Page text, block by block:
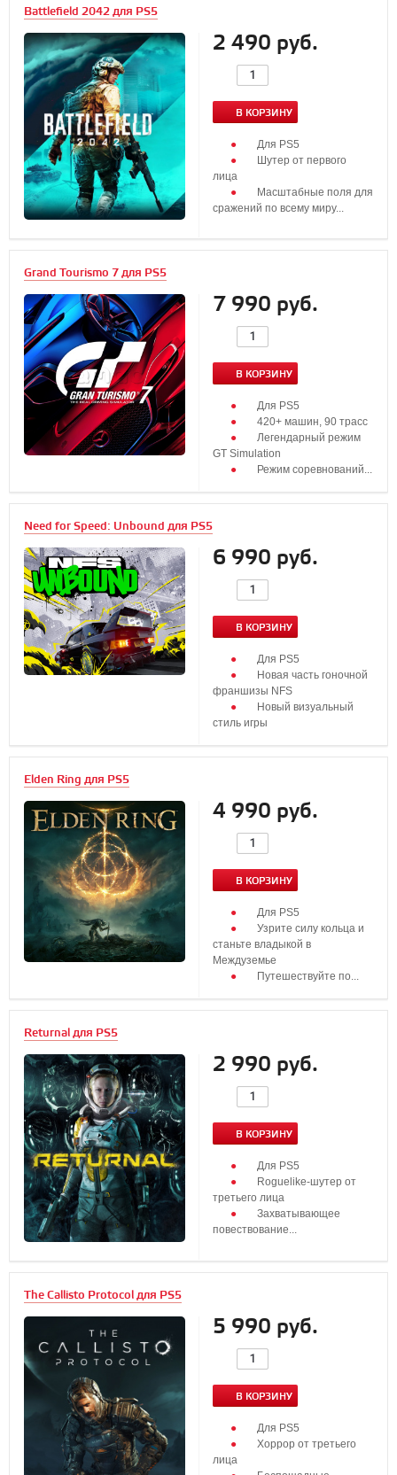
Battlefield 2042 для PS5
2 490 руб.
В КОРЗИНУ
Для PS5
Шутер от первого
лица
Масштабные поля для
сражений по всему миру...
Grand Tourismo 7 для PS5
7 990 руб.
В КОРЗИНУ
Для PS5
420+ машин, 90 трасс
Легендарный режим
GT Simulation
Режим соревнований...
Need for Speed: Unbound для PS5
6 990 руб.
В КОРЗИНУ
Для PS5
Новая часть гоночной
франшизы NFS
Новый визуальный
стиль игры
Elden Ring для PS5
4 990 руб.
В КОРЗИНУ
Для PS5
Узрите силу кольца и
станьте владыкой в
Междуземье
Путешествуйте по...
Returnal для PS5
2 990 руб.
В КОРЗИНУ
Для PS5
Roguelike-шутер от
третьего лица
Захватывающее
повествование...
The Callisto Protocol для PS5
5 990 руб.
В КОРЗИНУ
Для PS5
Хоррор от третьего
лица